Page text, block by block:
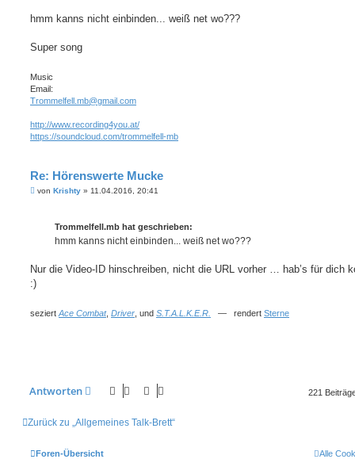
a
hmm kanns nicht einbinden... weiß net wo???
Super song
Music
Email:
Trommelfell.mb@gmail.com
http://www.recording4you.at/
https://soundcloud.com/trommelfell-mb
Re: Hörenswerte Mucke
Bvon Krishty » 11.04.2016, 20:41
Trommelfell.mb hat geschrieben:
hmm kanns nicht einbinden... weiß net wo???
Nur die Video-ID hinschreiben, nicht die URL vorher … hab’s für dich
:)
seziert Ace Combat, Driver , und S.T.A.L.K.E.R. — rendert Sterne
Antworten 221
Zurück zu „Allgemeines Talk-Brett“
Foren-Übersicht Alle